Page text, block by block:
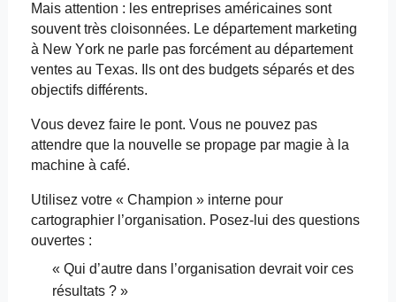
Mais attention : les entreprises américaines sont
souvent très cloisonnées. Le département marketing
à New York ne parle pas forcément au département
ventes au Texas. Ils ont des budgets séparés et des
objectifs différents.
Vous devez faire le pont. Vous ne pouvez pas
attendre que la nouvelle se propage par magie à la
machine à café.
Utilisez votre « Champion » interne pour
cartographier l’organisation. Posez-lui des questions
ouvertes :
« Qui d’autre dans l’organisation devrait voir ces
résultats ? »